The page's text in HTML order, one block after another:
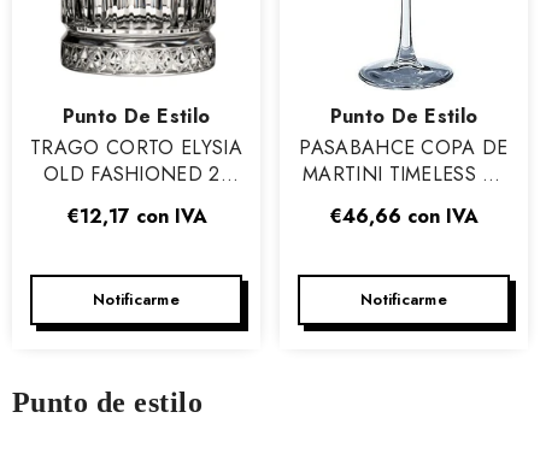
Vendor:
Punto De Estilo
TRAGO CORTO ELYSIA
OLD FASHIONED 21
€12,17 con IVA
Notificarme
Vendor:
Punto De Estilo
PASABAHCE COPA DE
MARTINI TIMELESS 23
€46,66 con IVA
Notificarme
Punto de estilo